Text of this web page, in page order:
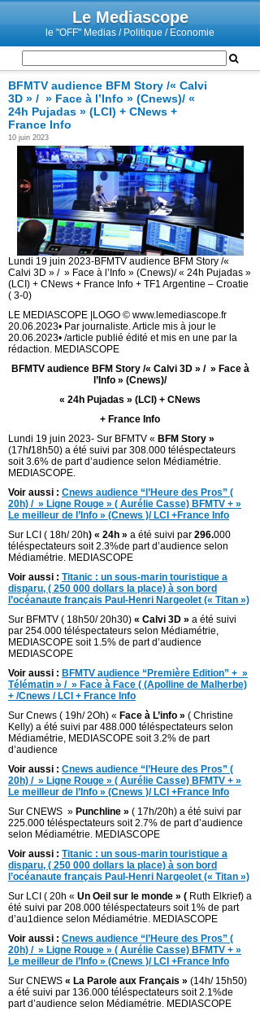
Le Mediascope
le "OFF" Medias / Politique / Economie
BFMTV audience BFM Story /« Calvi
3D » / » Face à l’Info » (Cnews)/ «
24h Pujadas » (LCI) + CNews +
France Info
10 juin 2023
Lundi 19 juin 2023-BFMTV audience BFM Story /«
Calvi 3D » / » Face à l’Info » (Cnews)/ « 24h Pujadas »
(LCI) + CNews + France Info + TF1 Argentine – Croatie
( 3-0)
LE MEDIASCOPE |LOGO © www.lemediascope.fr
20.06.2023• Par journaliste. Article mis à jour le
20.06.2023• /article publié édité et mis en une par la
rédaction. MEDIASCOPE
BFMTV audience BFM Story /« Calvi 3D » / » Face à
l’Info » (Cnews)/
« 24h Pujadas » (LCI) + CNews
+ France Info
Lundi 19 juin 2023- Sur BFMTV « BFM Story »
(17h/18h50) a été suivi par 308.000 téléspectateurs
soit 3.6% de part d’audience selon Médiamétrie.
MEDIASCOPE.
Voir aussi : Cnews audience “l’Heure des Pros” (
20h) / » Ligne Rouge » ( Aurélie Casse) BFMTV + »
Le meilleur de l’Info » (Cnews )/ LCI +France Info
Sur LCI ( 18h/ 20h) « 24h » a été suivi par 296.000
téléspectateurs soit 2.3%de part d’audience selon
Médiamétrie. MEDIASCOPE
Voir aussi : Titanic : un sous-marin touristique a
disparu, ( 250 000 dollars la place) à son bord
l’océanaute français Paul-Henri Nargeolet (« Titan »)
Sur BFMTV ( 18h50/ 20h30) « Calvi 3D » a été suivi
par 254.000 téléspectateurs selon Médiamétrie,
MEDIASCOPE soit 1.5% de part d’audience
MEDIASCOPE
Voir aussi : BFMTV audience “Première Edition” + »
Télématin » / » Face à Face ( (Apolline de Malherbe)
+ /Cnews / LCI + France Info
Sur Cnews ( 19h/ 2Oh) « Face à L’info » ( Christine
Kelly) a été suivi par 488.000 téléspectateurs selon
Médiamétrie, MEDIASCOPE soit 3.2% de part
d’audience
Voir aussi : Cnews audience “l’Heure des Pros” (
20h) / » Ligne Rouge » ( Aurélie Casse) BFMTV + »
Le meilleur de l’Info » (Cnews )/ LCI +France Info
Sur CNEWS » Punchline » ( 17h/20h) a été suivi par
225.000 téléspectateurs soit 2.7% de part d’audience
selon Médiamétrie. MEDIASCOPE
Voir aussi : Titanic : un sous-marin touristique a
disparu, ( 250 000 dollars la place) à son bord
l’océanaute français Paul-Henri Nargeolet (« Titan »)
Sur LCI ( 20h « Un Oeil sur le monde » ( Ruth Elkrief) a
été suivi par 208.000 téléspectateurs soit 1% de part
d’au1dience selon Médiamétrie. MEDIASCOPE
Voir aussi : Cnews audience “l’Heure des Pros” (
20h) / » Ligne Rouge » ( Aurélie Casse) BFMTV + »
Le meilleur de l’Info » (Cnews )/ LCI +France Info
Sur CNEWS « La Parole aux Français » (14h/ 15h50)
a été suivi par 136.000 téléspectateurs soit 2.1%de
part d’audience selon Médiamétrie. MEDIASCOPE